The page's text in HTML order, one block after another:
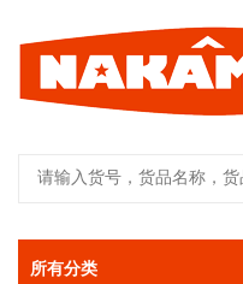
所有分类